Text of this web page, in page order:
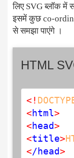
लिए SVG ब्लॉक में
इसमें कुछ co-
से समझा पाएंगे ।
HTML
< !
<html>
<head>
<title>
</head>